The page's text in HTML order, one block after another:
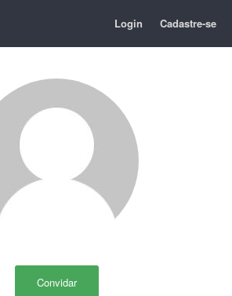
Login Cadastre-se
Convidar